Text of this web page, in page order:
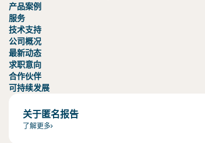
产品案例
服务
技术支持
公司概况
最新动态
求职意向
合作伙伴
可持续发展
关于匿名报告
了解更多